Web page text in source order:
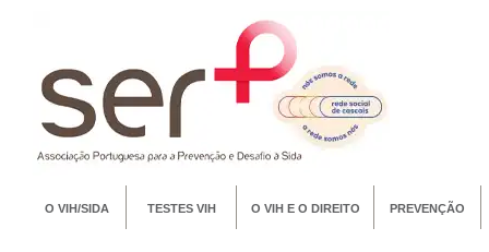
O VIH/SIDA TESTES VIH O VIH E O DIREITO PREVENÇÃO